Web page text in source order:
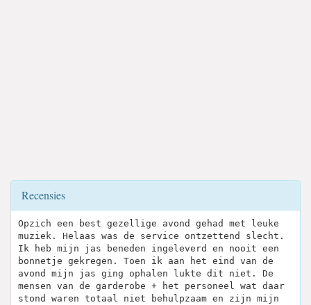
Recensies
Opzich een best gezellige avond gehad met leuke
muziek. Helaas was de service ontzettend slecht.
Ik heb mijn jas beneden ingeleverd en nooit een
bonnetje gekregen. Toen ik aan het eind van de
avond mijn jas ging ophalen lukte dit niet. De
mensen van de garderobe + het personeel wat daar
stond waren totaal niet behulpzaam en zijn mijn